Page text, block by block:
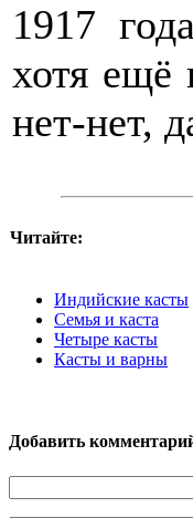
1917
хотя ещё
нет-нет,
Читайте:
Индийские касты
Семья и каста
Четыре касты
Касты и варны
Добавить